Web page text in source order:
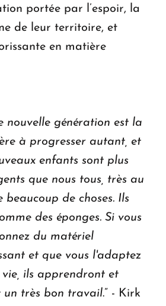
portée par l’espoir, la
de leur territoire, et
en matière
nouvelle génération est la
à progresser autant, et
enfants sont plus
que nous tous, très au
beaucoup de choses. Ils
des éponges. Si vous
du matériel
et que vous l'adaptez
ils apprendront et
un très bon travail.” - Kirk